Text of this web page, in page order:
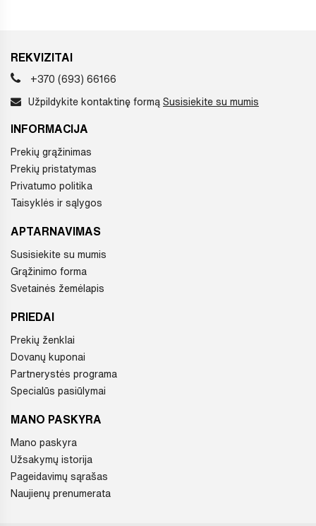
REKVIZITAI
+370 (693) 66166
Užpildykite kontaktinę formą Susisiekite su mumis
INFORMACIJA
Prekių grąžinimas
Prekių pristatymas
Privatumo politika
Taisyklės ir sąlygos
APTARNAVIMAS
Susisiekite su mumis
Grąžinimo forma
Svetainės žemėlapis
PRIEDAI
Prekių ženklai
Dovanų kuponai
Partnerystės programa
Specialūs pasiūlymai
MANO PASKYRA
Mano paskyra
Užsakymų istorija
Pageidavimų sąrašas
Naujienų prenumerata